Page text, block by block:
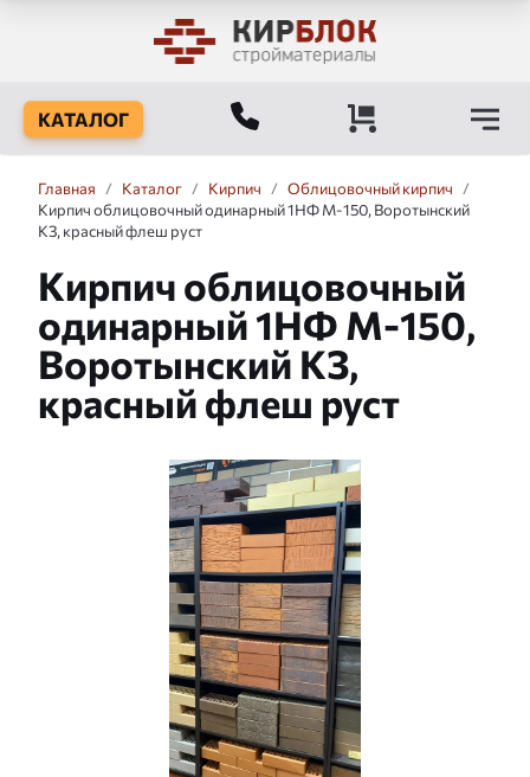
КАТАЛОГ
Главная / Каталог / Кирпич / Облицовочный кирпич
/
Кирпич облицовочный одинарный 1НФ М-150, Воротынский
КЗ, красный флеш руст
Кирпич облицовочный
одинарный 1НФ М-150,
Воротынский КЗ,
красный флеш руст